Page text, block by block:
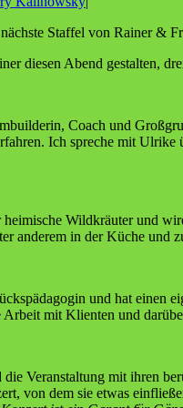
Staf­fel von Rai­ner &
die­sen Abend gestal­ten,
Coach und
Ich spre­che mit
Wild­kräu­ter und
ande­rem in der Küche
und hat einen
mit Kli­en­ten und
Ver­an­stal­tung mit ihren
von dem sie etwas